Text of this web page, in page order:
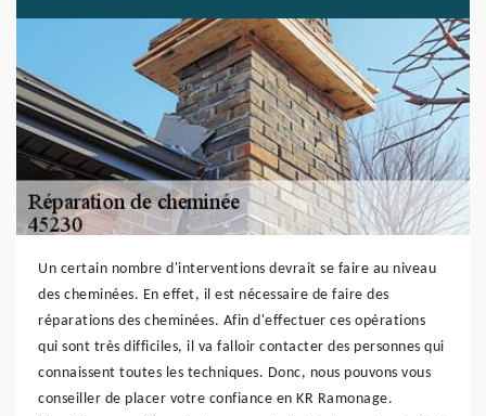
Un certain nombre d'interventions devrait se faire au niveau
des cheminées. En effet, il est nécessaire de faire des
réparations des cheminées. Afin d'effectuer ces opérations
qui sont très difficiles, il va falloir contacter des personnes qui
connaissent toutes les techniques. Donc, nous pouvons vous
conseiller de placer votre confiance en KR Ramonage.